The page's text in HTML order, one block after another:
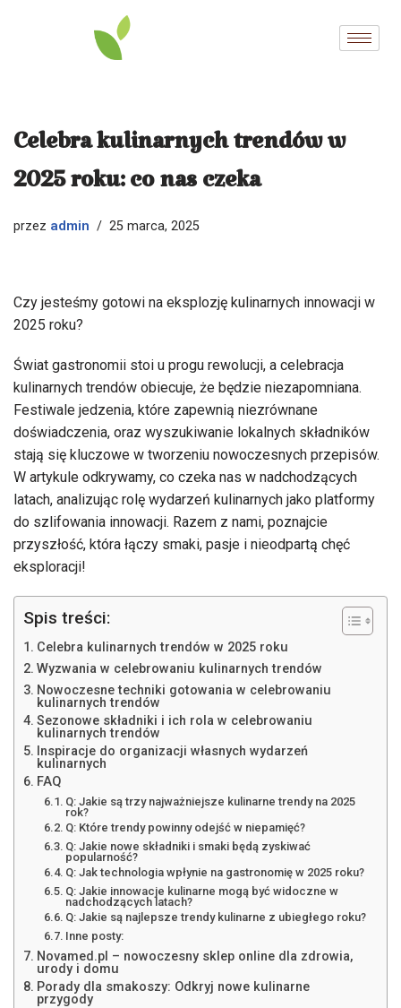
Celebra kulinarnych trendów w
2025 roku: co nas czeka
przez admin 25 marca, 2025
Czy jesteśmy gotowi na eksplozję kulinarnych innowacji w
2025 roku?
Świat gastronomii stoi u progu rewolucji, a celebracja
kulinarnych trendów obiecuje, że będzie niezapomniana.
Festiwale jedzenia, które zapewnią niezrównane
doświadczenia, oraz wyszukiwanie lokalnych składników
stają się kluczowe w tworzeniu nowoczesnych przepisów.
W artykule odkrywamy, co czeka nas w nadchodzących
latach, analizując rolę wydarzeń kulinarnych jako platformy
do szlifowania innowacji. Razem z nami, poznajcie
przyszłość, która łączy smaki, pasje i nieodpartą chęć
eksploracji!
Spis treści:
Celebra kulinarnych trendów w 2025 roku
Wyzwania w celebrowaniu kulinarnych trendów
Nowoczesne techniki gotowania w celebrowaniu
kulinarnych trendów
Sezonowe składniki i ich rola w celebrowaniu
kulinarnych trendów
Inspiracje do organizacji własnych wydarzeń
kulinarnych
FAQ
Q: Jakie są trzy najważniejsze kulinarne trendy na 2025
rok?
Q: Które trendy powinny odejść w niepamięć?
Q: Jakie nowe składniki i smaki będą zyskiwać
popularność?
Q: Jak technologia wpłynie na gastronomię w 2025 roku?
Q: Jakie innowacje kulinarne mogą być widoczne w
nadchodzących latach?
Q: Jakie są najlepsze trendy kulinarne z ubiegłego roku?
Inne posty:
Novamed.pl – nowoczesny sklep online dla zdrowia,
urody i domu
Porady dla smakoszy: Odkryj nowe kulinarne
przygody